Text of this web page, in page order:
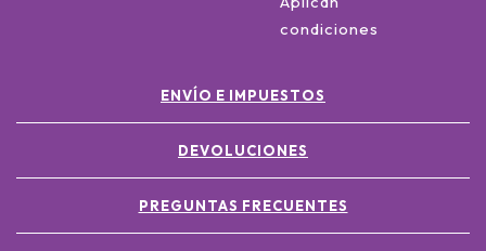
condiciones
ENVÍO E IMPUESTOS
DEVOLUCIONES
PREGUNTAS FRECUENTES